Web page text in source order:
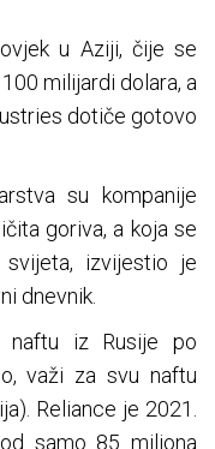
u Aziji, čije se
milijardi dolara, a
dotiče gotovo
su kompanije
goriva, a koja se
izvijestio je
dnevnik.
naftu iz Rusije po
važi za svu naftu
Reliance je 2021.
samo 85 miliona